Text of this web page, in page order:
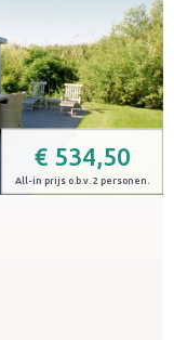
€ 534,50
All-in prijs o.b.v. 2 personen.